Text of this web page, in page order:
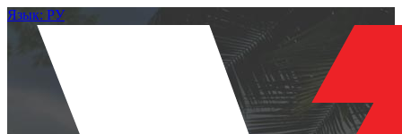
Язык: РУ